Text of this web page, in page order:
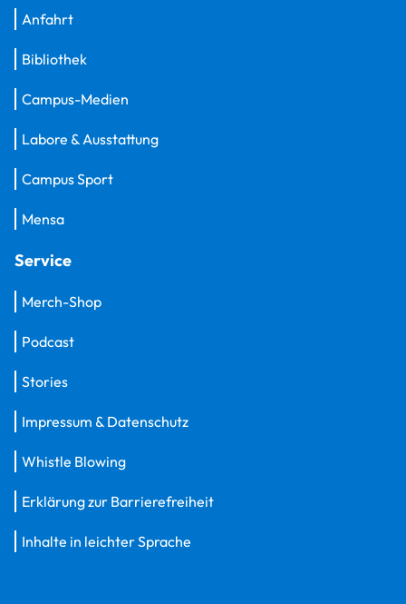
Anfahrt
Bibliothek
Campus-Medien
Labore & Ausstattung
Campus Sport
Mensa
Service
Merch-Shop
Podcast
Stories
Impressum & Datenschutz
Whistle Blowing
Erklärung zur Barrierefreiheit
Inhalte in leichter Sprache